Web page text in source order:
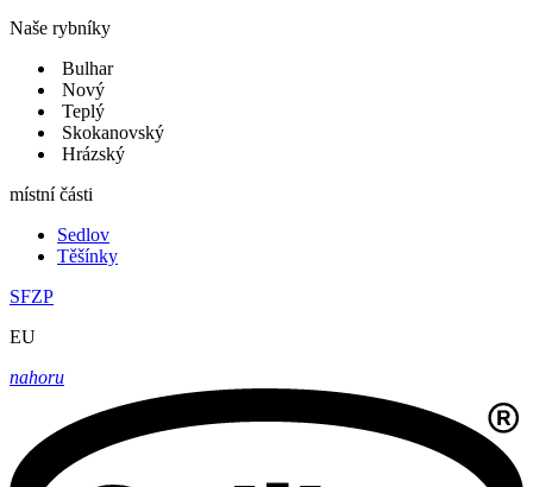
Naše rybníky
Bulhar
Nový
Teplý
Skokanovský
Hrázský
místní části
Sedlov
Těšínky
SFZP
EU
nahoru